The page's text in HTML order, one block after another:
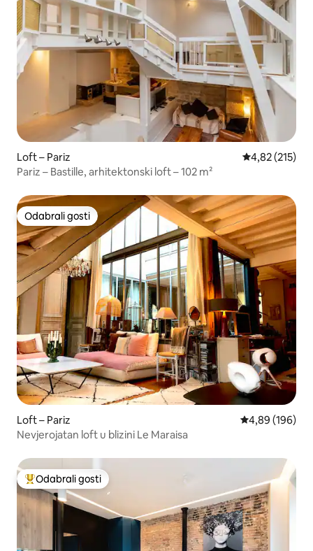
Loft – Pariz Prosječna
4,82 (215)
Pariz – Bastille, arhitektonski loft – 102 m²
Odabrali gosti
Odabrali gosti
Loft – Pariz Prosječna
4,89 (196)
Nevjerojatan loft u blizini Le Maraisa
Među najviše rangiranima s oznakom „Odabrali gosti”
Odabrali gosti